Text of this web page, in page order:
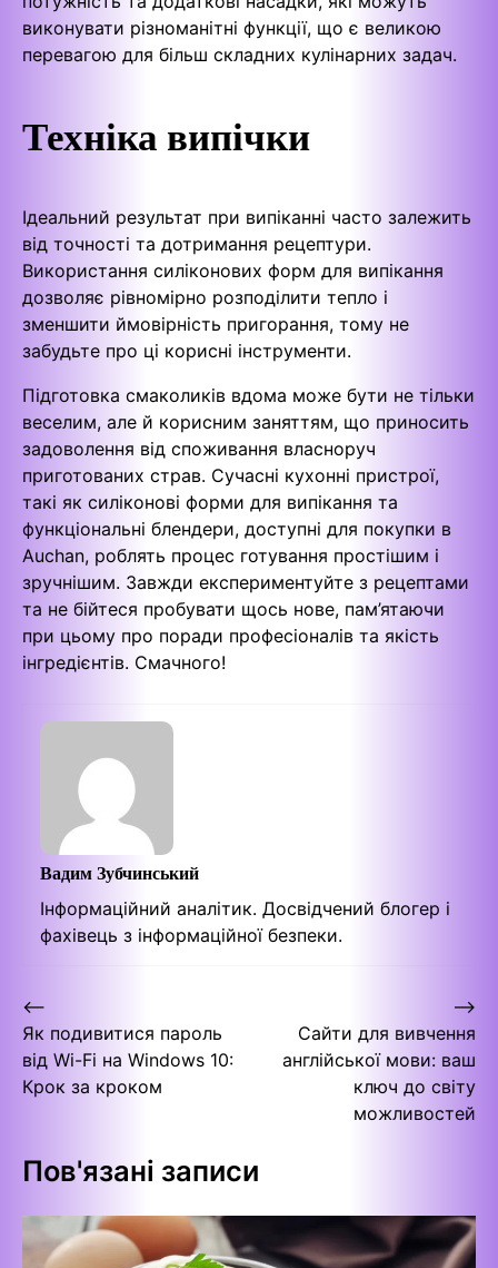
виконувати різноманітні функції, що є великою
перевагою для більш складних кулінарних задач.
Техніка випічки
Ідеальний результат при випіканні часто залежить
від точності та дотримання рецептури.
Використання силіконових форм для випікання
дозволяє рівномірно розподілити тепло і
зменшити ймовірність пригорання, тому не
забудьте про ці корисні інструменти.
Підготовка смаколиків вдома може бути не тільки
веселим, але й корисним заняттям, що приносить
задоволення від споживання власноруч
приготованих страв. Сучасні кухонні пристрої,
такі як силіконові форми для випікання та
функціональні блендери, доступні для покупки в
Auchan, роблять процес готування простішим і
зручнішим. Завжди експериментуйте з рецептами
та не бійтеся пробувати щось нове, пам’ятаючи
при цьому про поради професіоналів та якість
інгредієнтів. Смачного!
Вадим Зубчинський
Інформаційний аналітик. Досвідчений блогер і
фахівець з інформаційної безпеки.
Навігація
записів
⟵
Як подивитися пароль
від Wi-Fi на Windows 10:
Крок за кроком
Сайти для вивчення
англійської мови: ваш
ключ до світу
можливостей
⟶
Пов'язані записи